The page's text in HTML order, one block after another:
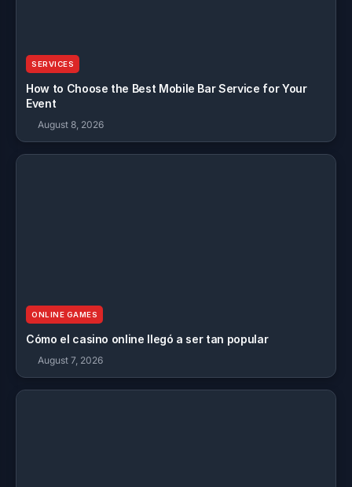
SERVICES
How to Choose the Best Mobile Bar Service for Your
Event
August 8, 2026
ONLINE GAMES
Cómo el casino online llegó a ser tan popular
August 7, 2026